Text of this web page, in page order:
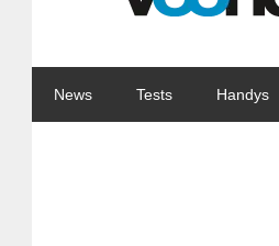
News Tests Handys